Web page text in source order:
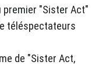
premier "Sister Act"
téléspectateurs
de "Sister Act,